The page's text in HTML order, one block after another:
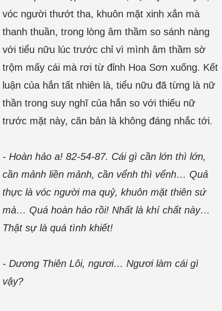
vóc người thướt tha, khuôn mặt xinh xắn mà
thanh thuần, trong lòng âm thầm so sánh nàng
với tiểu nữu lúc trước chỉ vì mình âm thầm sờ
trộm mấy cái mà rơi từ đỉnh Hoa Sơn xuống. Kết
luận của hắn tất nhiên là, tiểu nữu đã từng là nữ
thần trong suy nghĩ của hắn so với thiếu nữ
trước mặt này, căn bản là không đáng nhắc tới.
- Hoàn hảo a! 82-54-87. Cái gì cần lớn thì lớn,
cần mảnh liền mảnh, cần vểnh thì vểnh… Quả
thực là vóc người ma quỷ, khuôn mặt thiên sứ
mà… Quá hoàn hảo rồi! Nhất là khí chất này…
Thật sự là quá tình khiết!
- Dương Thiên Lôi, ngươi… Ngươi làm cái gì
vậy?